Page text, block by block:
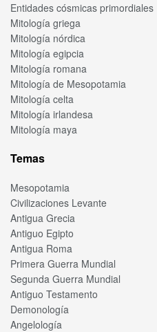
Entidades cósmicas primordiales
Mitología griega
Mitología nórdica
Mitología egipcia
Mitología romana
Mitología de Mesopotamia
Mitología celta
Mitología irlandesa
Mitología maya
Temas
Mesopotamia
Civilizaciones Levante
Antigua Grecia
Antiguo Egipto
Antigua Roma
Primera Guerra Mundial
Segunda Guerra Mundial
Antiguo Testamento
Demonología
Angelología